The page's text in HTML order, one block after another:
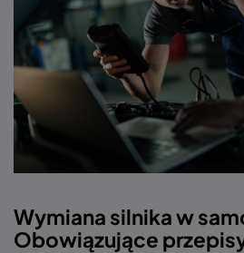
Wymiana silnika w
Obowiązujące